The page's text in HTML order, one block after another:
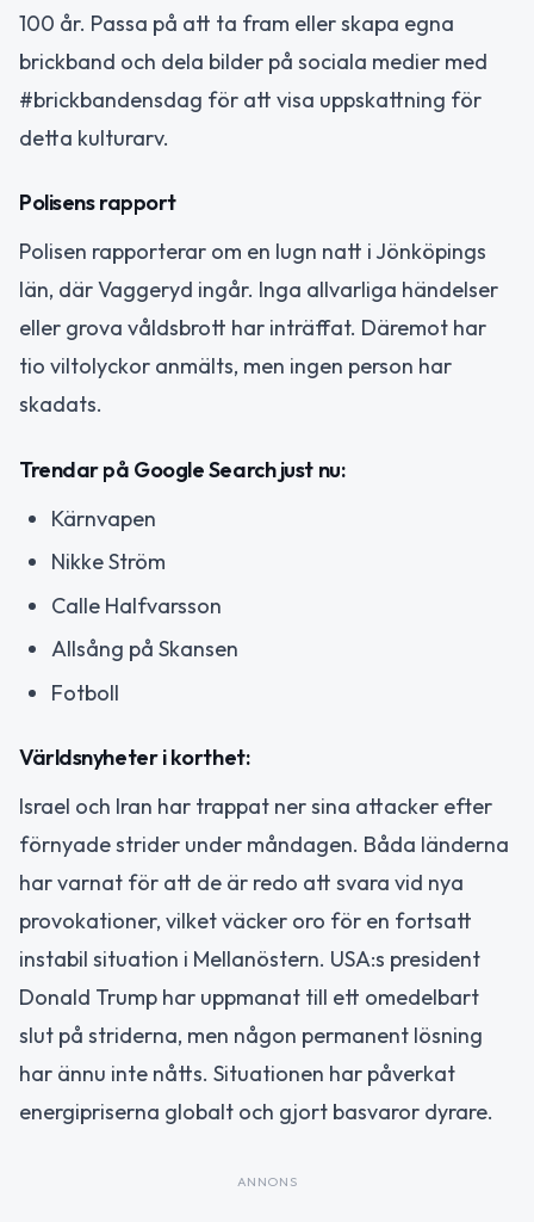
100 år. Passa på att ta fram eller skapa egna
brickband och dela bilder på sociala medier med
#brickbandensdag för att visa uppskattning för
detta kulturarv.
Polisens rapport
Polisen rapporterar om en lugn natt i Jönköpings
län, där Vaggeryd ingår. Inga allvarliga händelser
eller grova våldsbrott har inträffat. Däremot har
tio viltolyckor anmälts, men ingen person har
skadats.
Trendar på Google Search just nu:
Kärnvapen
Nikke Ström
Calle Halfvarsson
Allsång på Skansen
Fotboll
Världsnyheter i korthet:
Israel och Iran har trappat ner sina attacker efter
förnyade strider under måndagen. Båda länderna
har varnat för att de är redo att svara vid nya
provokationer, vilket väcker oro för en fortsatt
instabil situation i Mellanöstern. USA:s president
Donald Trump har uppmanat till ett omedelbart
slut på striderna, men någon permanent lösning
har ännu inte nåtts. Situationen har påverkat
energipriserna globalt och gjort basvaror dyrare.
ANNONS